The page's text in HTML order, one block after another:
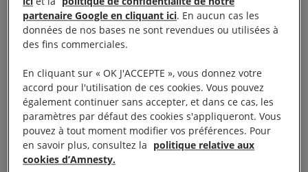
livraisons de matériels français détournées et
utilisées pour réprimer l’opposition étaient clairs et
indiscutables.
Comme en témoignent de nombreuses photos et
vidéos, les forces du ministère de l’Intérieur
égyptien les ont utilisés pour réprimer et écraser
toute contestation populaire, notamment lors du
massacre de la place Rabaa qui a fait près de 1000
partenaire Google en cliquant ici. En aucun cas les
données de nos bases ne sont revendues ou utilisées à
des fins commerciales.
En cliquant sur « OK J'ACCEPTE », vous donnez votre
accord pour l'utilisation de ces cookies. Vous pouvez
également continuer sans accepter, et dans ce cas, les
paramètres par défaut des cookies s'appliqueront. Vous
pouvez à tout moment modifier vos préférences. Pour
en savoir plus, consultez la politique relative aux
cookies d’Amnesty.